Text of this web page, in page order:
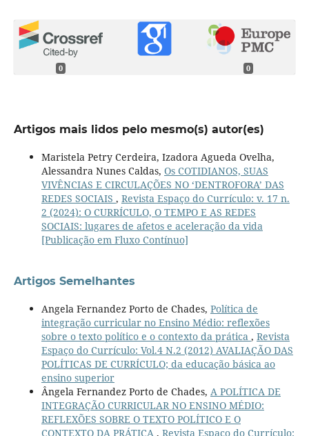
0 0
Artigos mais lidos pelo mesmo(s) autor(es)
Maristela Petry Cerdeira, Izadora Agueda Ovelha,
Alessandra Nunes Caldas, Os COTIDIANOS, SUAS
VIVÊNCIAS E CIRCULAÇÕES NO ‘DENTROFORA’ DAS
REDES SOCIAIS , Revista Espaço do Currículo: v. 17 n.
2 (2024): O CURRÍCULO, O TEMPO E AS REDES
SOCIAIS: lugares de afetos e aceleração da vida
[Publicação em Fluxo Contínuo]
Artigos Semelhantes
Angela Fernandez Porto de Chades, Política de
integração curricular no Ensino Médio: reflexões
sobre o texto político e o contexto da prática , Revista
Espaço do Currículo: Vol.4 N.2 (2012) AVALIAÇÃO DAS
POLÍTICAS DE CURRÍCULO; da educação básica ao
ensino superior
Ângela Fernandez Porto de Chades, A POLÍTICA DE
INTEGRAÇÃO CURRICULAR NO ENSINO MÉDIO:
REFLEXÕES SOBRE O TEXTO POLÍTICO E O
CONTEXTO DA PRÁTICA , Revista Espaço do Currículo: